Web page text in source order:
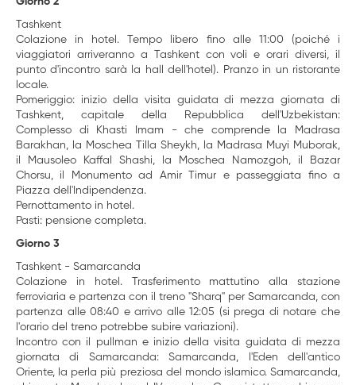
Tashkent
Colazione in hotel. Tempo libero fino alle 11:00 (poiché i
viaggiatori arriveranno a Tashkent con voli e orari diversi, il
punto d'incontro sarà la hall dell'hotel). Pranzo in un ristorante
locale.
Pomeriggio: inizio della visita guidata di mezza giornata di
Tashkent, capitale della Repubblica dell'Uzbekistan:
Complesso di Khasti Imam - che comprende la Madrasa
Barakhan, la Moschea Tilla Sheykh, la Madrasa Muyi Muborak,
il Mausoleo Kaffal Shashi, la Moschea Namozgoh, il Bazar
Chorsu, il Monumento ad Amir Timur e passeggiata fino a
Piazza dell'Indipendenza.
Pernottamento in hotel.
Pasti: pensione completa.
Giorno 3
Tashkent - Samarcanda
Colazione in hotel. Trasferimento mattutino alla stazione
ferroviaria e partenza con il treno "Sharq" per Samarcanda, con
partenza alle 08:40 e arrivo alle 12:05 (si prega di notare che
l'orario del treno potrebbe subire variazioni).
Incontro con il pullman e inizio della visita guidata di mezza
giornata di Samarcanda: Samarcanda, l'Eden dell'antico
Oriente, la perla più preziosa del mondo islamico. Samarcanda,